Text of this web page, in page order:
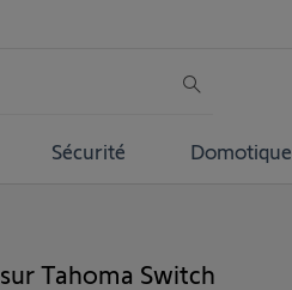
Sécurité Domotique
Tahoma Switch